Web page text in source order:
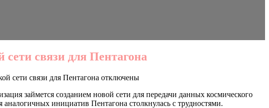
связи для Пентагона
сети связи для Пентагона отключены
займется созданием новой сети для передачи данных космического
инициатив Пентагона столкнулась с трудностями.